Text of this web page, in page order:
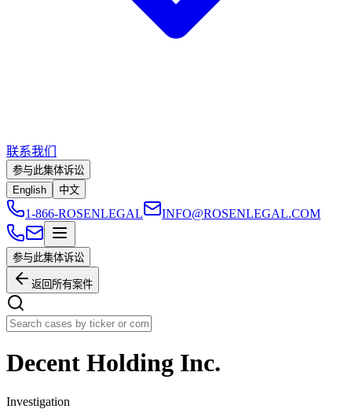
联系我们
参与此集体诉讼
English
中文
1-866-ROSENLEGAL INFO@ROSENLEGAL.COM
参与此集体诉讼
返回所有案件
Decent Holding Inc.
Investigation